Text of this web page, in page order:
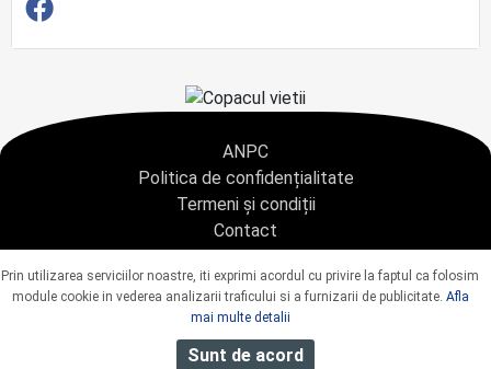
ANPC
Politica de confidențialitate
Termeni și condiții
Contact
Copyright © 2021 - AGENTIA CONDOLEANTE.RO SRL - toate drepturile rezervate
J40/9967/2020 CUI: 42925428
Prin utilizarea serviciilor noastre, iti exprimi acordul cu privire la faptul ca folosim
module cookie in vederea analizarii traficului si a furnizarii de publicitate. Afla
mai multe detalii
Sunt de acord